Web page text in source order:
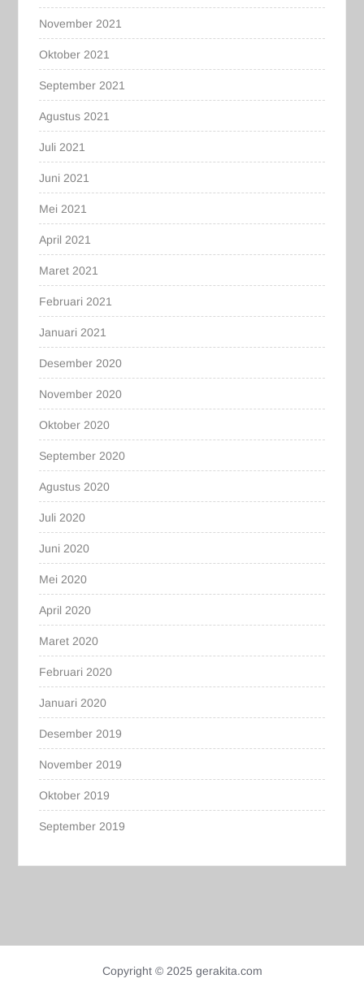
November 2021
Oktober 2021
September 2021
Agustus 2021
Juli 2021
Juni 2021
Mei 2021
April 2021
Maret 2021
Februari 2021
Januari 2021
Desember 2020
November 2020
Oktober 2020
September 2020
Agustus 2020
Juli 2020
Juni 2020
Mei 2020
April 2020
Maret 2020
Februari 2020
Januari 2020
Desember 2019
November 2019
Oktober 2019
September 2019
Copyright © 2025 gerakita.com